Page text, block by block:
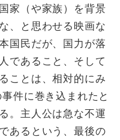
家（や家族）を背景
、と思わせる映画な
国民だが、国力が落
であること、そして
ことは、相対的にみ
件に巻き込まれたと
。主人公は急な不運
あるという、最後の